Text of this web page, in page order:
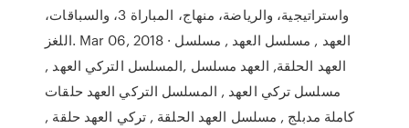
واستراتيجية، والرياضة، منهاج، المباراة 3، والسباقات،
اللغز. Mar 06, 2018 · العهد , مسلسل العهد , مسلسل
العهد الحلقة, العهد مسلسل ,المسلسل التركي العهد ,
مسلسل تركي العهد , المسلسل التركي العهد حلقات
كاملة مدبلج , مسلسل العهد الحلقة , تركي العهد حلقة ,